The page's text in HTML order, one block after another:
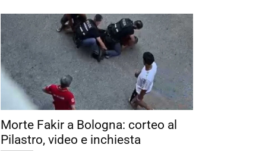
Morte Fakir a Bologna: corteo al
Pilastro, video e inchiesta